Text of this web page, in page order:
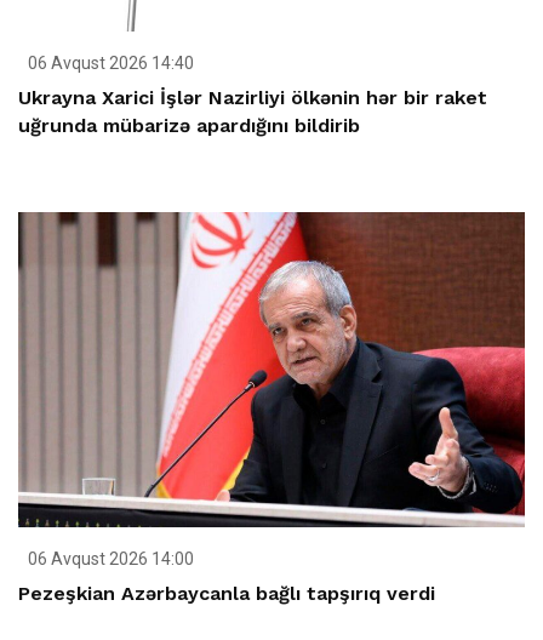
06 Avqust 2026 14:40
Ukrayna Xarici İşlər Nazirliyi ölkənin hər bir raket
uğrunda mübarizə apardığını bildirib
06 Avqust 2026 14:00
Pezeşkian Azərbaycanla bağlı tapşırıq verdi